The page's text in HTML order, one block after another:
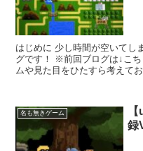
はじめに 少し時間が空いてし
グです！ ※前回ブログは↓こ
ムや見た目をひたすら考えてお
名も無きゲーム
録